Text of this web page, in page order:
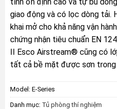
giao động và có lọc dòng tải.
khai mở cho khả năng vận
chứng nhận tiêu chuẩn EN
II Esco Airstream® cũng có
tất cả bề mặt được sơn trong
Model: E-Series
Danh mục: Tủ phòng thí nghiệm